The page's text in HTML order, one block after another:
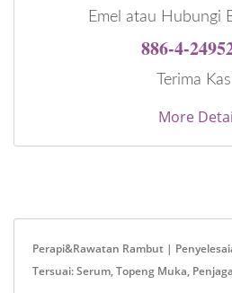
Emel atau Hubungi
886-4-
Terima
More
Perapi&Rawatan Rambut |
Tersuai: Serum, Topeng Muka,